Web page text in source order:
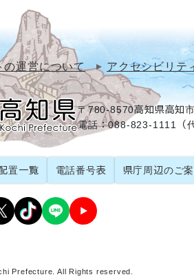
の運営について アクセシビリテ
〒780-8570高知県高知
電話：088-823-1111（
置一覧 電話番号表 県庁周辺のご
Prefecture. All Rights reserved.